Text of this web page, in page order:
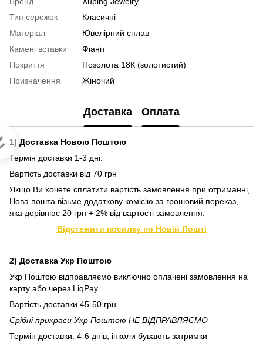
Тип сережок
Класичні
Матеріал
Ювелірний сплав
Камені вставки
Фіаніт
Покриття
Позолота 18К (золотистий)
Призначення
Жіночий
Доставка Оплата
1) Доставка Новою Поштою
Термін доставки 1-3 дні.
Вартість доставки від 70 грн
Якщо Ви хочете сплатити вартість замовлення при отриманні,
Нова пошта візьме додаткову комісію за грошовий переказ,
яка дорівнює 20 грн + 2% від вартості замовлення.
Відстежити посилку по Новій Пошті
2) Доставка Укр Поштою
Укр Поштою відправляємо виключно оплачені замовлення на
карту або через LiqPay.
Вартість доставки 45-50 грн
Срібні прикраси Укр Поштою НЕ ВІДПРАВЛЯЄМО
Термін доставки: 4-6 днів, інколи бувають затримки